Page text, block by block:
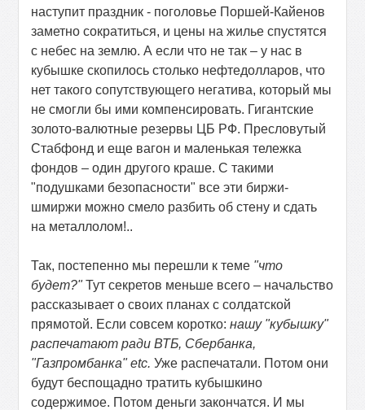
наступит праздник - поголовье Поршей-Кайенов
заметно сократиться, и цены на жилье спустятся
с небес на землю. А если что не так – у нас в
кубышке скопилось столько нефтедолларов, что
нет такого сопутствующего негатива, который мы
не смогли бы ими компенсировать. Гигантские
золото-валютные резервы ЦБ РФ. Пресловутый
Стабфонд и еще вагон и маленькая тележка
фондов – один другого краше. С такими
"подушками безопасности" все эти биржи-
шмиржи можно смело разбить об стену и сдать
на металлолом!..
Так, постепенно мы перешли к теме "что
будет?"Тут секретов меньше всего – начальство
рассказывает о своих планах с солдатской
прямотой. Если совсем коротко:нашу "кубышку"
распечатают ради ВТБ, Сбербанка,
"Газпромбанка"etc. Уже распечатали. Потом они
будут беспощадно тратить кубышкино
содержимое. Потом деньги закончатся. И мы